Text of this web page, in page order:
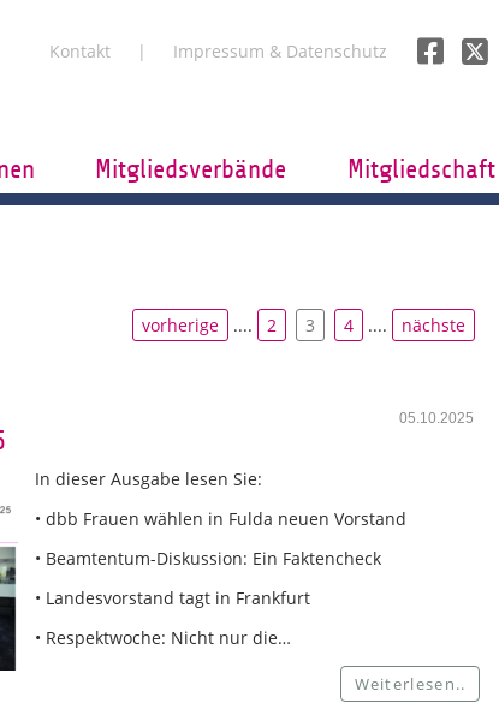
Kontakt Impressum & Datenschutz
Mitgliedsverbände Mitgliedschaft
vorherige .... 2 3 4 .... nächste
05.10.2025
In dieser Ausgabe lesen Sie:
• dbb Frauen wählen in Fulda neuen Vorstand
• Beamtentum-Diskussion: Ein Faktencheck
• Landesvorstand tagt in Frankfurt
• Respektwoche: Nicht nur die…
Weiterlesen..